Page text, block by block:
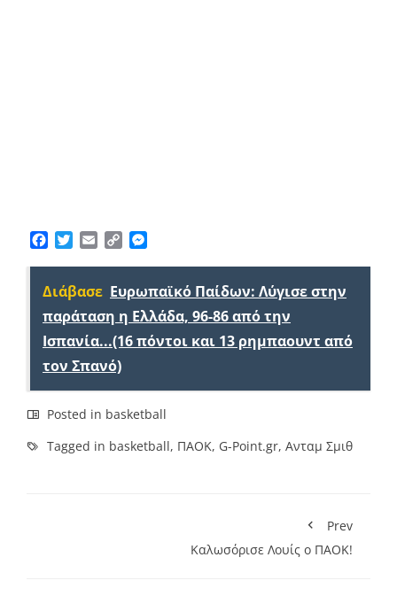
Facebook
TwitterEmailCopy
Διάβασε Ευρωπαϊκό Παίδων: Λύγισε στην
παράταση η Ελλάδα, 96-86 από την
Ισπανία...(16 πόντοι και 13 ρημπαουντ από
τον Σπανό)
Posted in basketball
Tagged in basketball, ΠΑΟΚ, G-Point.gr, Ανταμ Σμιθ
Prev
Καλωσόρισε Λουίς ο ΠΑΟΚ!